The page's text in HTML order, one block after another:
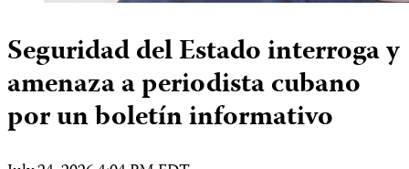
Seguridad del Estado interroga y
amenaza a periodista cubano
por un boletín informativo